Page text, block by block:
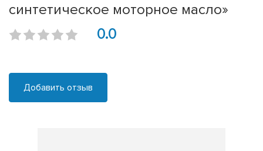
синтетическое моторное масло»
0.0
Добавить отзыв